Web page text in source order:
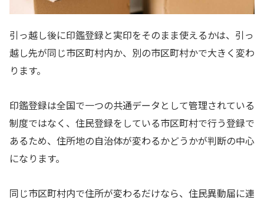
引っ越し後に印鑑登録と実印をそのまま使えるかは、引っ
越し先が同じ市区町村内か、別の市区町村かで大きく変わ
ります。
印鑑登録は全国で一つの共通データとして管理されている
制度ではなく、住民登録をしている市区町村で行う登録で
あるため、住所地の自治体が変わるかどうかが判断の中心
になります。
同じ市区町村内で住所が変わるだけなら、住民異動届に連